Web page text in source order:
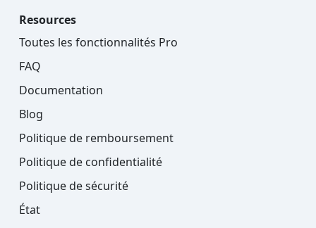
Resources
Toutes les fonctionnalités Pro
FAQ
Documentation
Blog
Politique de remboursement
Politique de confidentialité
Politique de sécurité
État